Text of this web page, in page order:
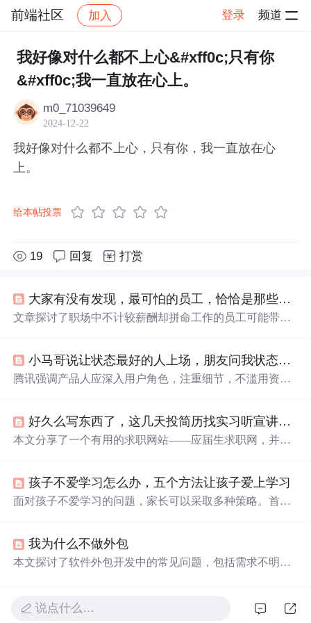
前端社区 加入 登录 频道
社区 前端社区 感慨 帖子详情
我好像对什么都不上心&#xff0c;只有你
&#xff0c;我一直放在心上。
m0_71039649
2024-12-22
我好像对什么都不上心，只有你，我一直放在心
上。
给本帖投票
19 回复 打赏
大家有没有发现，最可怕的员工，恰恰是那些不计较工资拼命干活的人，他们对工作格外
文章探讨了职场中不计较薪酬却拼命工作的员工可能带来
流失。真正的良性职场应建立在价值认同与共赢基础上，
通过有效激励满足员工多元需求，而非依赖单方面奉献。
小马哥说让状态最好的人上场，朋友问我状态怎样？
腾讯强调产品人应深入用户角色，注重细节，不滥用资
好久么写东西了，这几天投简历找实习听宣讲疯特了呀，搞得自己
本文分享了一个有用的求职网站——应届生求职网，并总
孩子不爱学习怎么办，五个方法让孩子爱上学习
面对孩子不爱学习的问题，家长可以采取多种策略。首
外，鼓励孩子体验学习成就，增强自信心，同时了解孩子
内心，解决他们学习中的困扰。通过这些方法，孩子可能
我为什么不做外包
本文探讨了软件外包开发中的常见问题，包括需求不明
说点什么…